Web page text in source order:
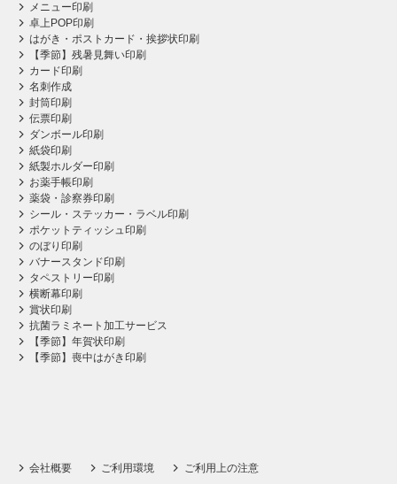
メニュー印刷
卓上POP印刷
はがき・ポストカード・挨拶状印刷
【季節】残暑見舞い印刷
カード印刷
名刺作成
封筒印刷
伝票印刷
ダンボール印刷
紙袋印刷
紙製ホルダー印刷
お薬手帳印刷
薬袋・診察券印刷
シール・ステッカー・ラベル印刷
ポケットティッシュ印刷
のぼり印刷
バナースタンド印刷
タペストリー印刷
横断幕印刷
賞状印刷
抗菌ラミネート加工サービス
【季節】年賀状印刷
【季節】喪中はがき印刷
会社概要 ご利用環境 ご利用上の注意